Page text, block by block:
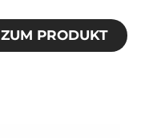
ZUM PRODUKT